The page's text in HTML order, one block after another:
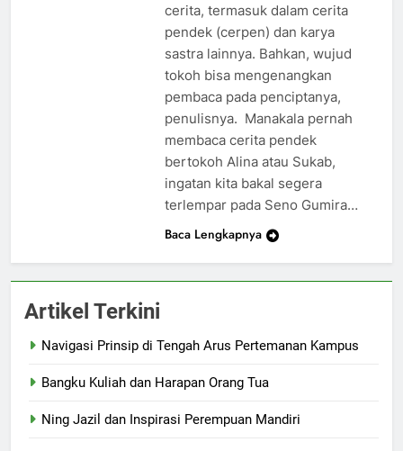
cerita, termasuk dalam cerita
pendek (cerpen) dan karya
sastra lainnya. Bahkan, wujud
tokoh bisa mengenangkan
pembaca pada penciptanya,
penulisnya. Manakala pernah
membaca cerita pendek
bertokoh Alina atau Sukab,
ingatan kita bakal segera
terlempar pada Seno Gumira…
Baca Lengkapnya
Artikel Terkini
Navigasi Prinsip di Tengah Arus Pertemanan Kampus
Bangku Kuliah dan Harapan Orang Tua
Ning Jazil dan Inspirasi Perempuan Mandiri